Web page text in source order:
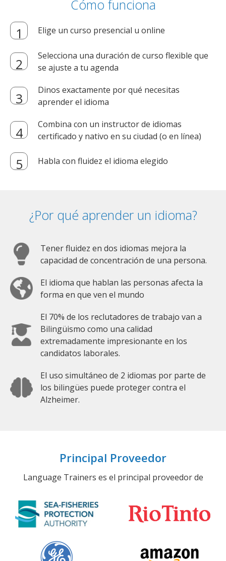
Cómo funciona
Elige un curso presencial u online
Selecciona una duración de curso flexible que
se ajuste a tu agenda
Dinos exactamente por qué necesitas
aprender el idioma
Combina con un instructor de idiomas
certificado y nativo en su ciudad (o en línea)
Habla con fluidez el idioma elegido
¿Por qué aprender un idioma?
Tener fluidez en dos idiomas mejora la
capacidad de concentración de una persona.
El idioma que hablan las personas afecta la
forma en que ven el mundo
El 70% de los reclutadores de trabajo van a
Bilingüismo como una calidad
extremadamente impresionante en los
candidatos laborales.
El uso simultáneo de 2 idiomas por parte de
los bilingües puede proteger contra el
Alzheimer.
Principal Proveedor
Language Trainers es el principal proveedor de